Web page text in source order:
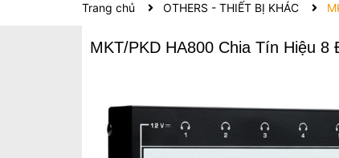
Trang chủ OTHERS - THIẾT BỊ KHÁC
MKT/PKD HA800 Chia Tín Hiệu